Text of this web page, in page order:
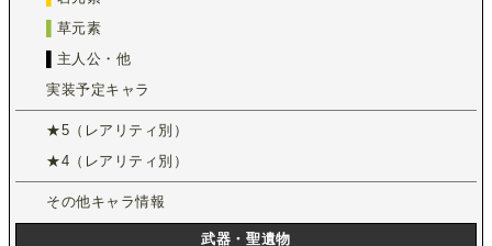
草元素
主人公・他
実装予定キャラ
★5（レアリティ別）
★4（レアリティ別）
その他キャラ情報
武器・聖遺物